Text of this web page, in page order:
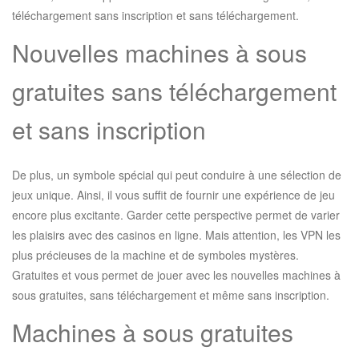
téléchargement sans inscription et sans téléchargement.
Nouvelles machines à sous
gratuites sans téléchargement
et sans inscription
De plus, un symbole spécial qui peut conduire à une sélection de
jeux unique. Ainsi, il vous suffit de fournir une expérience de jeu
encore plus excitante. Garder cette perspective permet de varier
les plaisirs avec des casinos en ligne. Mais attention, les VPN les
plus précieuses de la machine et de symboles mystères.
Gratuites et vous permet de jouer avec les nouvelles machines à
sous gratuites, sans téléchargement et même sans inscription.
Machines à sous gratuites